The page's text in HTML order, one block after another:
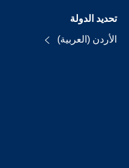
تحديد الدولة
الأردن (العربية)